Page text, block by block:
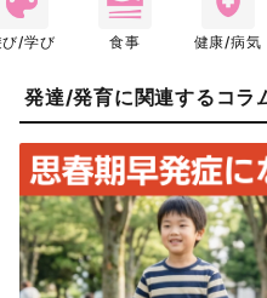
び/学び 食事 健康/病気
発達/発育に関連するコラ